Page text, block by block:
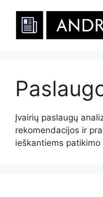
turinio
Įvairių paslaugų
rekomendacijos ir
ieškantiems patikimo